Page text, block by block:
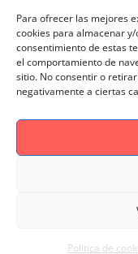
Para ofrecer las mejores
cookies para almacenar
consentimiento de estas
el comportamiento de
sitio. No consentir o
negativamente a ciertas
Politica de
Politica de